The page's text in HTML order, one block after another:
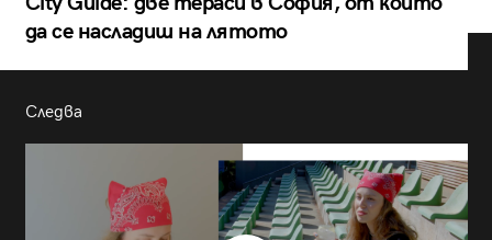
да се насладиш на лятото
Следва